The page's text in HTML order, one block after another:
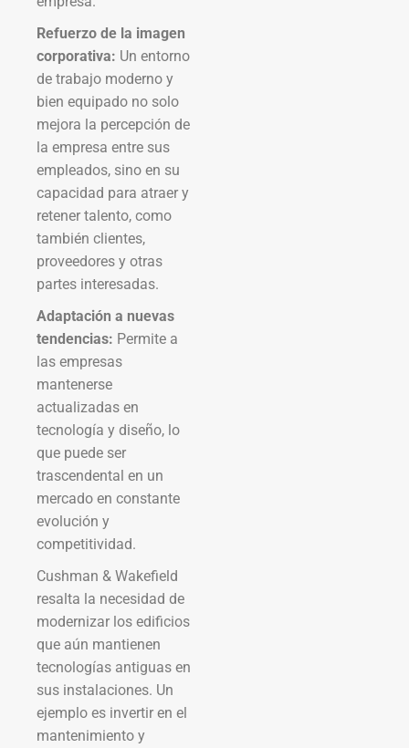
Refuerzo de la imagen
corporativa: Un entorno
de trabajo moderno y
bien equipado no solo
mejora la percepción de
la empresa entre sus
empleados, sino en su
capacidad para atraer y
retener talento, como
también clientes,
proveedores y otras
partes interesadas.
Adaptación a nuevas
tendencias: Permite a
las empresas
mantenerse
actualizadas en
tecnología y diseño, lo
que puede ser
trascendental en un
mercado en constante
evolución y
competitividad.
Cushman & Wakefield
resalta la necesidad de
modernizar los edificios
que aún mantienen
tecnologías antiguas en
sus instalaciones. Un
ejemplo es invertir en el
mantenimiento y